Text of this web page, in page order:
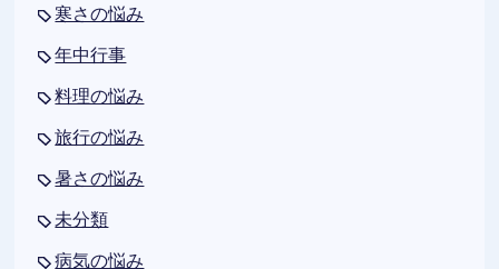
寒さの悩み
年中行事
料理の悩み
旅行の悩み
暑さの悩み
未分類
病気の悩み